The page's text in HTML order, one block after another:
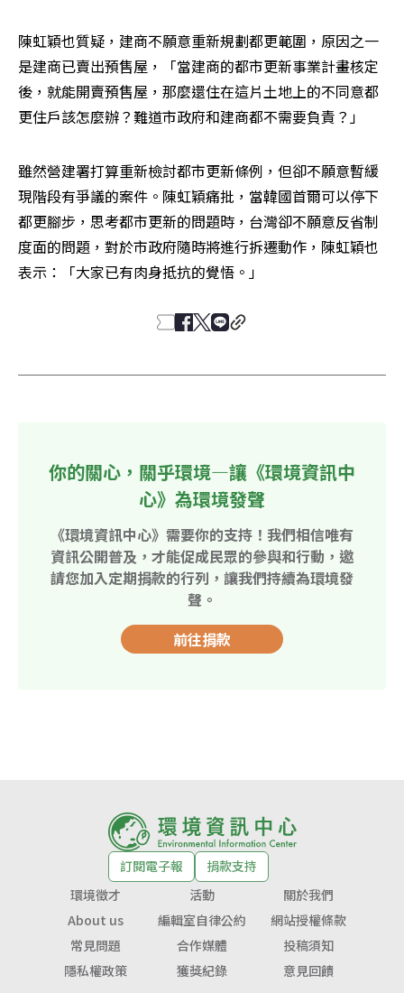
陳虹穎也質疑，建商不願意重新規劃都更範圍，原因之一
是建商已賣出預售屋，「當建商的都市更新事業計畫核定
後，就能開賣預售屋，那麼還住在這片土地上的不同意都
更住戶該怎麼辦？難道市政府和建商都不需要負責？」
雖然營建署打算重新檢討都市更新條例，但卻不願意暫緩
現階段有爭議的案件。陳虹穎痛批，當韓國首爾可以停下
都更腳步，思考都市更新的問題時，台灣卻不願意反省制
度面的問題，對於市政府隨時將進行拆遷動作，陳虹穎也
表示：「大家已有肉身抵抗的覺悟。」
你的關心，關乎環境—讓《環境資訊中
心》為環境發聲
《環境資訊中心》需要你的支持！我們相信唯有
資訊公開普及，才能促成民眾的參與和行動，邀
請您加入定期捐款的行列，讓我們持續為環境發
聲。
前往捐款
訂閱電子報
捐款支持
環境徵才
活動
關於我們
About us
編輯室自律公約
網站授權條款
常見問題
合作媒體
投稿須知
隱私權政策
獲獎紀錄 意見回饋